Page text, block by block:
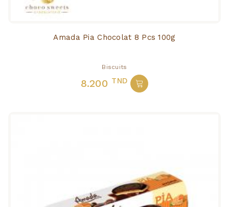
Amada Pia Chocolat 8 Pcs 100g
Biscuits
8.200 TND